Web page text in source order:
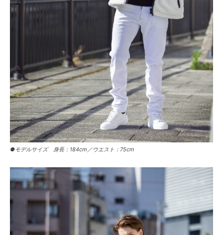
●モデルサイズ 身長：184cm／ウエスト：75cm